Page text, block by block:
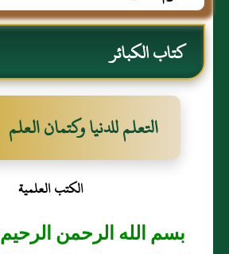
كتاب الكبائر
التعلم للدنيا وكتمان العلم
الكتب العلمية
بسم الله الرحمن الرحيم